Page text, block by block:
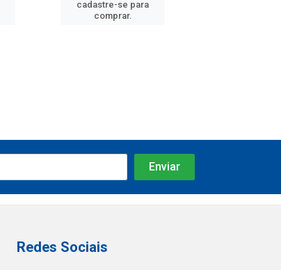
cadastre-se para
comprar.
Redes Sociais